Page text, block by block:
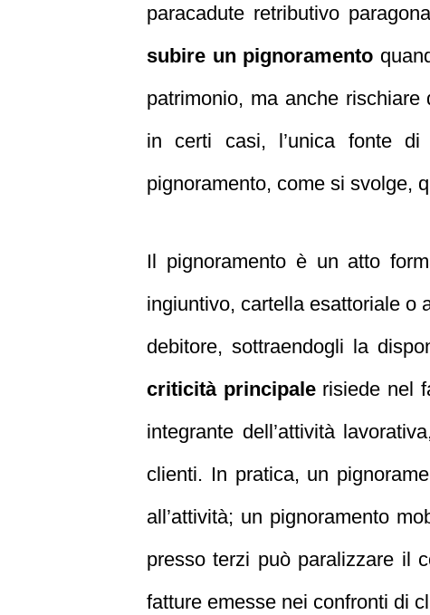
paracadute retributivo
subire un pignoramento
patrimonio, ma anche
in certi casi, l’unica fonte di
pignoramento, come si svolge,
Il pignoramento è un atto
ingiuntivo, cartella esattoriale o
debitore, sottraendogli la
criticità principalerisiede nel
integrante dell’attività
clienti. In pratica, un
all’attività; un pignoramento
presso terzi può paralizzare il
fatture emesse nei confronti di